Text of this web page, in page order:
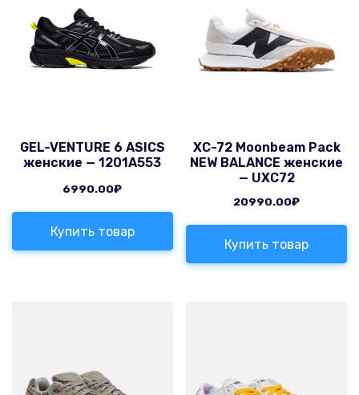
GEL-VENTURE 6 ASICS
женские — 1201A553
6990.00₽
Купить товар
XC-72 Moonbeam Pack
NEW BALANCE женские
— UXC72
20990.00₽
Купить товар